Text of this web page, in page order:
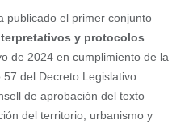
publicado el primer conjunto
y protocolos
de 2024 en cumplimiento de la
del Decreto Legislativo
de aprobación del texto
del territorio, urbanismo y